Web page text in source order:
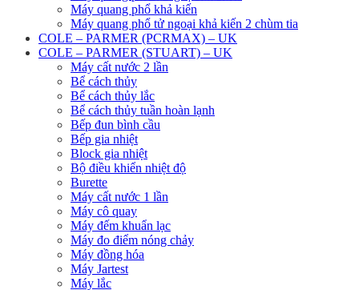
Máy quang phổ khả kiến
Máy quang phổ tử ngoại khả kiến 2 chùm tia
COLE – PARMER (PCRMAX) – UK
COLE – PARMER (STUART) – UK
Máy cất nước 2 lần
Bể cách thủy
Bể cách thủy lắc
Bể cách thủy tuần hoàn lạnh
Bếp đun bình cầu
Bếp gia nhiệt
Block gia nhiệt
Bộ điều khiển nhiệt độ
Burette
Máy cất nước 1 lần
Máy cô quay
Máy đếm khuẩn lạc
Máy đo điểm nóng chảy
Máy đồng hóa
Máy Jartest
Máy lắc